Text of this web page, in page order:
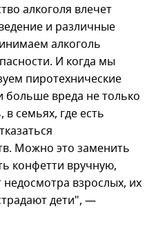
алкоголя влечет
и различные
алкоголь
И когда мы
пиротехнические
вреда не только
семьях, где есть
Можно это заменить
конфетти вручную,
взрослых, их
дети", —